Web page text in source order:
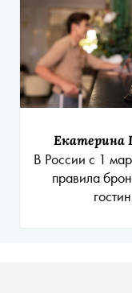
Екатерина
В России с 1
правила